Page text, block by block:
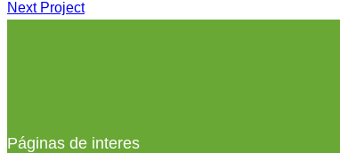
de
Next Project
Páginas de interes